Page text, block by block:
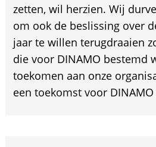
zetten, wil herzien. Wij
om ook de beslissing over
jaar te willen terugdraaien
die voor DINAMO bestemd
toekomen aan onze
een toekomst voor